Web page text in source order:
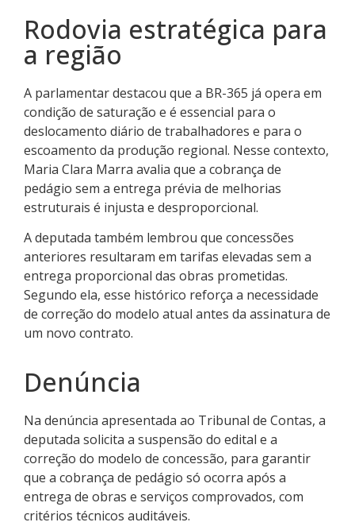
Rodovia estratégica para
a região
A parlamentar destacou que a BR-365 já opera em
condição de saturação e é essencial para o
deslocamento diário de trabalhadores e para o
escoamento da produção regional. Nesse contexto,
Maria Clara Marra avalia que a cobrança de
pedágio sem a entrega prévia de melhorias
estruturais é injusta e desproporcional.
A deputada também lembrou que concessões
anteriores resultaram em tarifas elevadas sem a
entrega proporcional das obras prometidas.
Segundo ela, esse histórico reforça a necessidade
de correção do modelo atual antes da assinatura de
um novo contrato.
Denúncia
Na denúncia apresentada ao Tribunal de Contas, a
deputada solicita a suspensão do edital e a
correção do modelo de concessão, para garantir
que a cobrança de pedágio só ocorra após a
entrega de obras e serviços comprovados, com
critérios técnicos auditáveis.